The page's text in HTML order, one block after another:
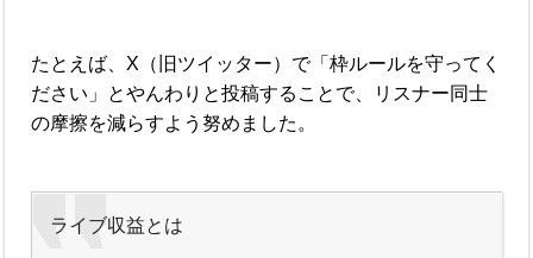
たとえば、X（旧ツイッター）で「枠ルールを守ってく
ださい」とやんわりと投稿することで、リスナー同士
の摩擦を減らすよう努めました。
ライブ収益とは